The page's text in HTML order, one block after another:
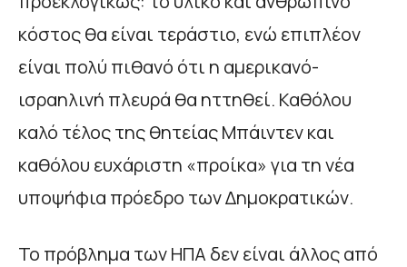
κόστος θα είναι τεράστιο, ενώ επιπλέον
είναι πολύ πιθανό ότι η αμερικανό-
ισραηλινή πλευρά θα ηττηθεί. Καθόλου
καλό τέλος της θητείας Μπάιντεν και
καθόλου ευχάριστη «προίκα» για τη νέα
υποψήφια πρόεδρο των Δημοκρατικών.
Το πρόβλημα των ΗΠΑ δεν είναι άλλος από